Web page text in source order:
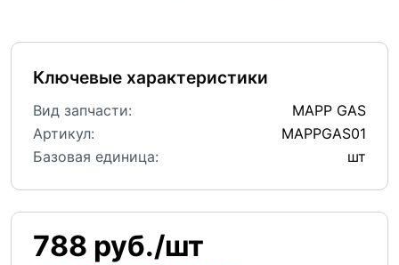
788 руб./шт
Ключевые характеристики
Вид запчасти:
MAPP GAS
Артикул:
MAPPGAS01
Базовая единица:
шт